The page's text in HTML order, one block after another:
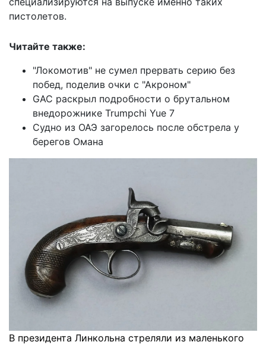
пистолетов.
Читайте также:
"Локомотив" не сумел прервать серию без
побед, поделив очки с "Акроном"
GAC раскрыл подробности о брутальном
внедорожнике Trumpchi Yue 7
Судно из ОАЭ загорелось после обстрела у
берегов Омана
В президента Линкольна стреляли из маленького